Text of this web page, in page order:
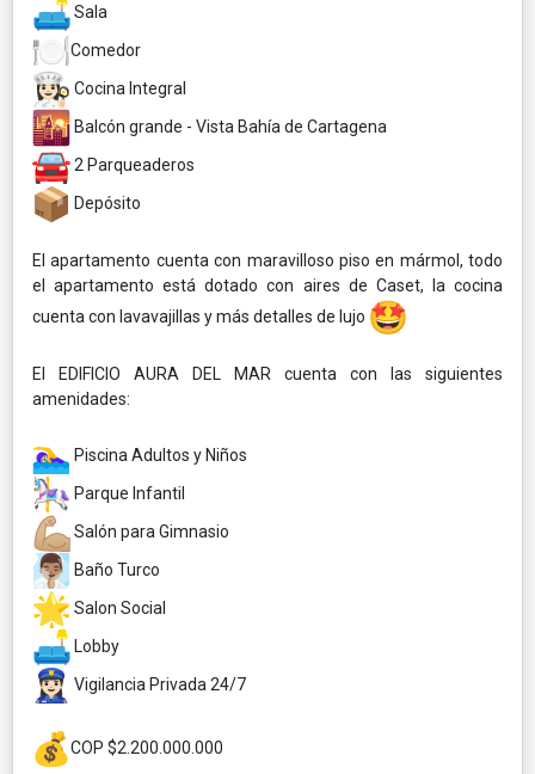
Sala
Comedor
Cocina Integral
Balcón grande - Vista Bahía de Cartagena
2 Parqueaderos
Depósito
El apartamento cuenta con maravilloso piso en mármol, todo
el apartamento está dotado con aires de Caset, la cocina
cuenta con lavavajillas y más detalles de lujo
El EDIFICIO AURA DEL MAR cuenta con las siguientes
amenidades:
Piscina Adultos y Niños
Parque Infantil
Salón para Gimnasio
Baño Turco
Salon Social
Lobby
Vigilancia Privada 24/7
COP $2.200.000.000